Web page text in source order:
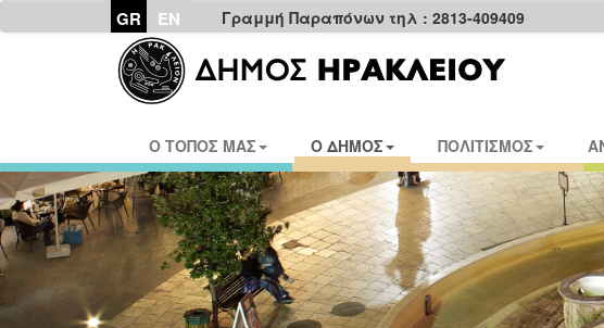
GR EN Γραμμή Παραπόνων τηλ : 2813-409409
Ο ΤΟΠΟΣ ΜΑΣ Ο ΔΗΜΟΣ ΠΟΛΙΤΙΣΜΟΣ